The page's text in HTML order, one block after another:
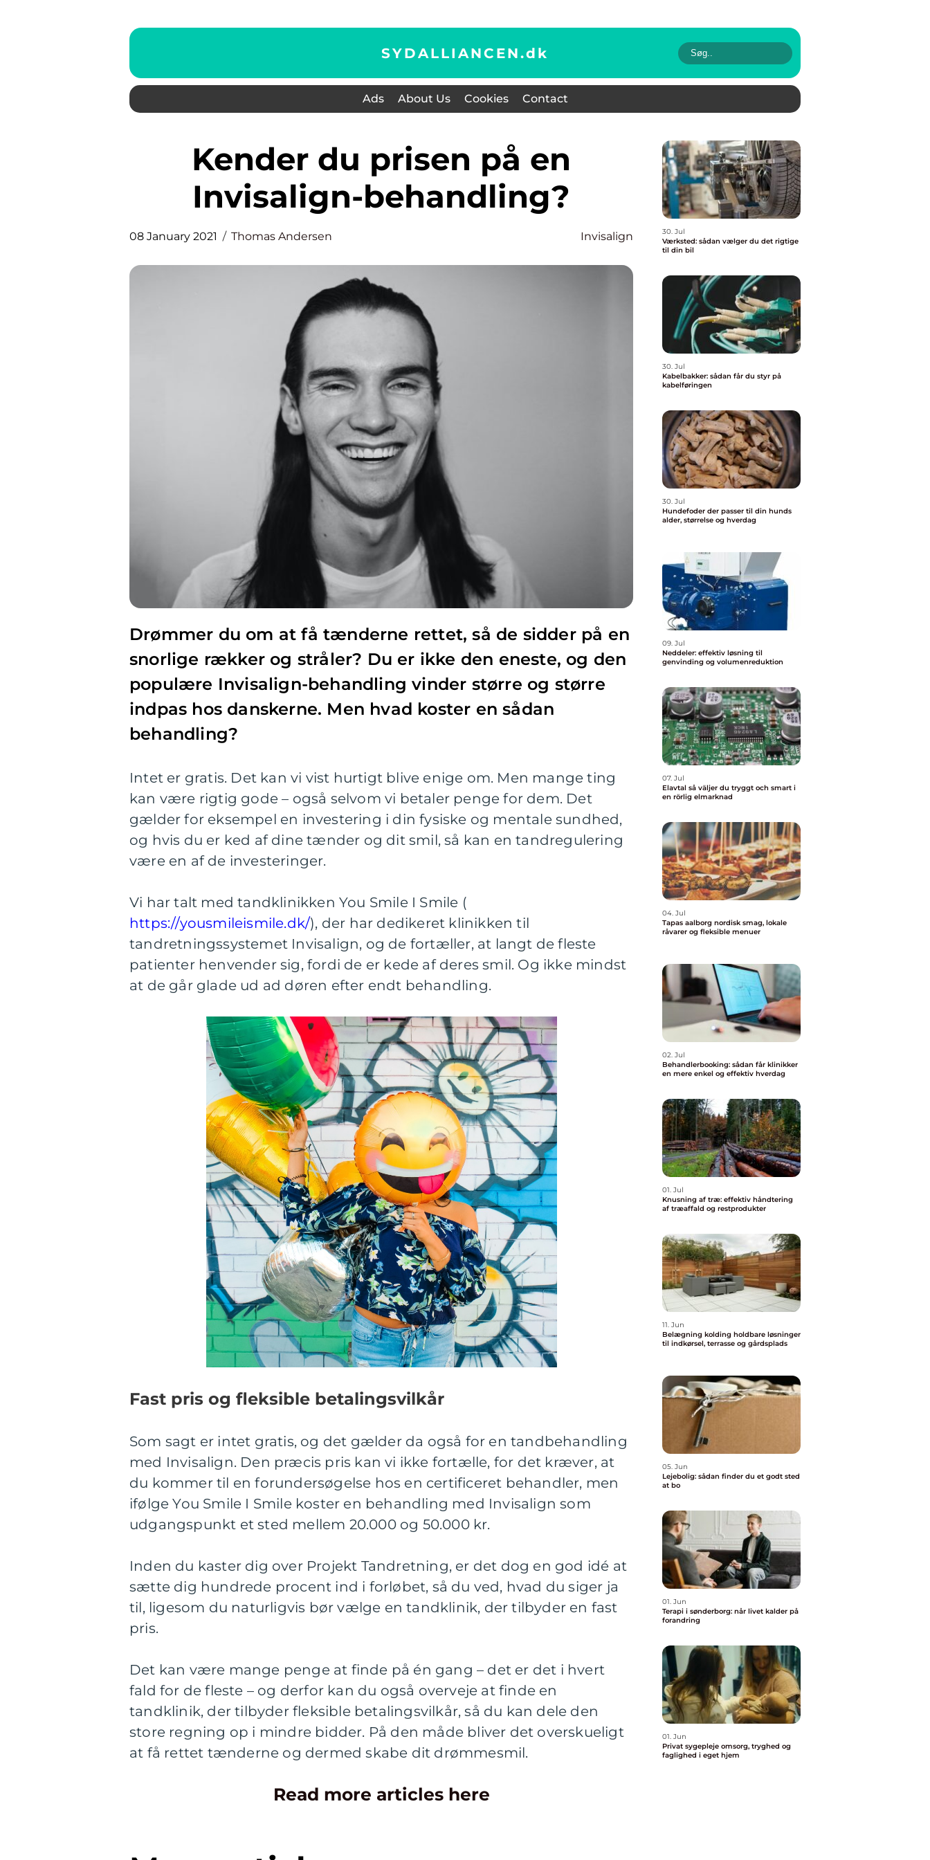
SYDALLIANCEN.dk
Ads About Us Cookies Contact
Kender du prisen på en
Invisalign-behandling?
08 January 2021 Thomas Andersen Invisalign
Drømmer du om at få tænderne rettet, så de sidder på en
snorlige rækker og stråler? Du er ikke den eneste, og den
populære Invisalign-behandling vinder større og større
indpas hos danskerne. Men hvad koster en sådan
behandling?
Intet er gratis. Det kan vi vist hurtigt blive enige om. Men mange ting
kan være rigtig gode – også selvom vi betaler penge for dem. Det
gælder for eksempel en investering i din fysiske og mentale sundhed,
og hvis du er ked af dine tænder og dit smil, så kan en tandregulering
være en af de investeringer.
Vi har talt med tandklinikken You Smile I Smile (
https://yousmileismile.dk/), der har dedikeret klinikken til
tandretningssystemet Invisalign, og de fortæller, at langt de fleste
patienter henvender sig, fordi de er kede af deres smil. Og ikke mindst
at de går glade ud ad døren efter endt behandling.
Fast pris og fleksible betalingsvilkår
Som sagt er intet gratis, og det gælder da også for en tandbehandling
med Invisalign. Den præcis pris kan vi ikke fortælle, for det kræver, at
du kommer til en forundersøgelse hos en certificeret behandler, men
ifølge You Smile I Smile koster en behandling med Invisalign som
udgangspunkt et sted mellem 20.000 og 50.000 kr.
Inden du kaster dig over Projekt Tandretning, er det dog en god idé at
sætte dig hundrede procent ind i forløbet, så du ved, hvad du siger ja
til, ligesom du naturligvis bør vælge en tandklinik, der tilbyder en fast
pris.
Det kan være mange penge at finde på én gang – det er det i hvert
fald for de fleste – og derfor kan du også overveje at finde en
tandklinik, der tilbyder fleksible betalingsvilkår, så du kan dele den
store regning op i mindre bidder. På den måde bliver det overskueligt
at få rettet tænderne og dermed skabe dit drømmesmil.
Read more articles here
30. Jul
Værksted: sådan vælger du det rigtige
til din bil
30. Jul
Kabelbakker: sådan får du styr på
kabelføringen
30. Jul
Hundefoder der passer til din hunds
alder, størrelse og hverdag
09. Jul
Neddeler: effektiv løsning til
genvinding og volumenreduktion
07. Jul
Elavtal så väljer du tryggt och smart i
en rörlig elmarknad
04. Jul
Tapas aalborg nordisk smag, lokale
råvarer og fleksible menuer
02. Jul
Behandlerbooking: sådan får klinikker
en mere enkel og effektiv hverdag
01. Jul
Knusning af træ: effektiv håndtering
af træaffald og restprodukter
11. Jun
Belægning kolding holdbare løsninger
til indkørsel, terrasse og gårdsplads
05. Jun
Lejebolig: sådan finder du et godt sted
at bo
01. Jun
Terapi i sønderborg: når livet kalder på
forandring
01. Jun
Privat sygepleje omsorg, tryghed og
faglighed i eget hjem